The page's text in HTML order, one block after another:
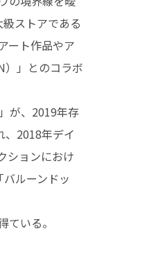
ストアである
ート作品やア
）」とのコラボ
が、2019年存
、2018年デイ
ションにおけ
ルーンドッ
いる。